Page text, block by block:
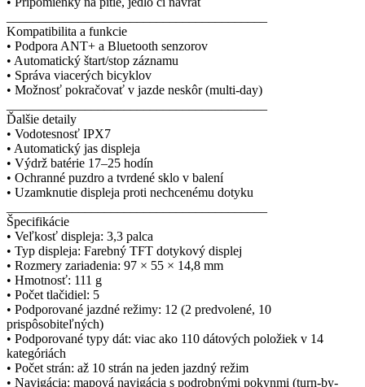
Kompatibilita a funkcie
• Podpora ANT+ a Bluetooth senzorov
• Automatický štart/stop záznamu
• Správa viacerých bicyklov
• Možnosť pokračovať v jazde neskôr (multi-day)
Ďalšie detaily
• Vodotesnosť IPX7
• Automatický jas displeja
• Výdrž batérie 17–25 hodín
• Ochranné puzdro a tvrdené sklo v balení
• Uzamknutie displeja proti nechcenému dotyku
Špecifikácie
• Veľkosť displeja: 3,3 palca
• Typ displeja: Farebný TFT dotykový displej
• Rozmery zariadenia: 97 × 55 × 14,8 mm
• Hmotnosť: 111 g
• Počet tlačidiel: 5
• Podporované jazdné režimy: 12 (2 predvolené, 10
prispôsobiteľných)
• Podporované typy dát: viac ako 110 dátových položiek v 14
kategóriách
• Počet strán: až 10 strán na jeden jazdný režim
• Navigácia: mapová navigácia s podrobnými pokynmi (turn-by-